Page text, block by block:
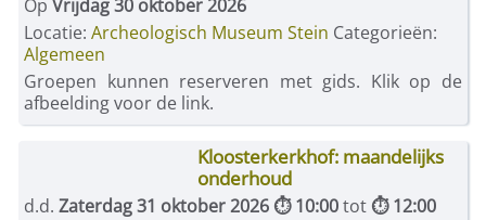
OpVrijdag 30 oktober 2026
Locatie:Archeologisch Museum Stein Categorieën:
Algemeen
Groepen kunnen reserveren met gids. Klik op de
afbeelding voor de link.
Kloosterkerkhof: maandelijks
onderhoud
d.d.Zaterdag 31 oktober 2026 ⏱ 10:00tot ⏱ 12:00